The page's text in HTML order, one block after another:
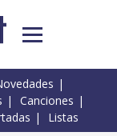
Canciones
Listas